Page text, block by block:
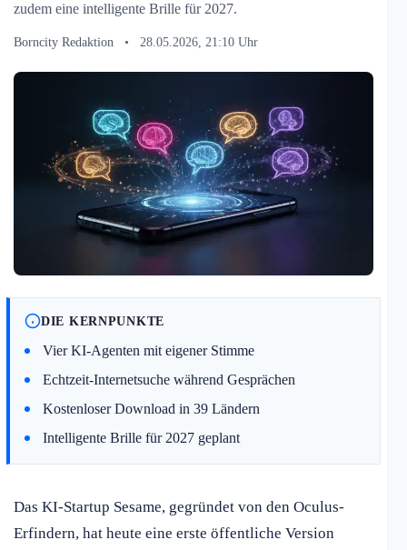
zudem eine intelligente Brille für 2027.
Borncity Redaktion • 28.05.2026, 21:10 Uhr
DIE KERNPUNKTE
Vier KI-Agenten mit eigener Stimme
Echtzeit-Internetsuche während Gesprächen
Kostenloser Download in 39 Ländern
Intelligente Brille für 2027 geplant
Das KI-Startup Sesame, gegründet von den Oculus-
Erfindern, hat heute eine erste öffentliche Version